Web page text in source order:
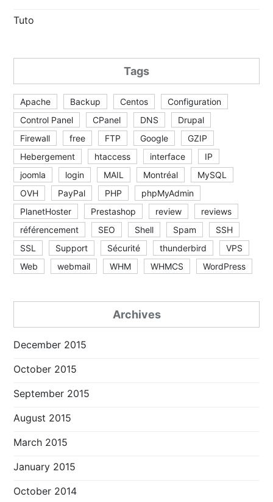
Tuto
Tags
Apache Backup Centos
Configuration
Control Panel
CPanel DNS
Drupal
Firewall
free FTP Google
GZIP
Hebergement
htaccess interface
IP
joomla
login MAIL Montréal
MySQL
OVH
PayPal PHP
phpMyAdmin
PlanetHoster
Prestashop review
reviews
référencement
SEO Shell Spam
SSH
SSL
Support Sécurité thunderbird
VPS
Web
webmail WHM WHMCS WordPress
Archives
December 2015
October 2015
September 2015
August 2015
March 2015
January 2015
October 2014